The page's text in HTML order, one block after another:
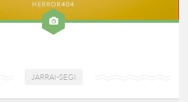
JARRAI-SEGI